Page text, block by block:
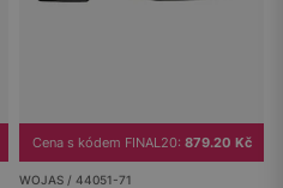
Cena s kódem FINAL20: 879.20 Kč
WOJAS / 44051-71